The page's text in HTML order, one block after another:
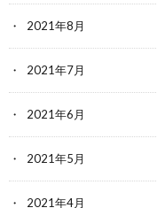
2021年8月
2021年7月
2021年6月
2021年5月
2021年4月